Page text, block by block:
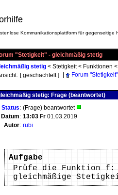
Kommunikationsplattform für gegenseitige
"Stetigkeit" - gleichmäßig stetig
stetig < Stetigkeit< Funktionen
[ geschachtelt ] Forum "Stetigkeit"
stetig: Frage (beantwortet)
Status: (Frage) beantwortet
Datum: 13:03 Fr 01.03.2019
Autor: rubi
Aufgabe
Prüfe die Funktion f:
gleichmäßige